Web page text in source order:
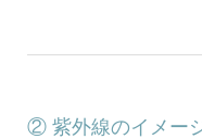
② 紫外線のイメー